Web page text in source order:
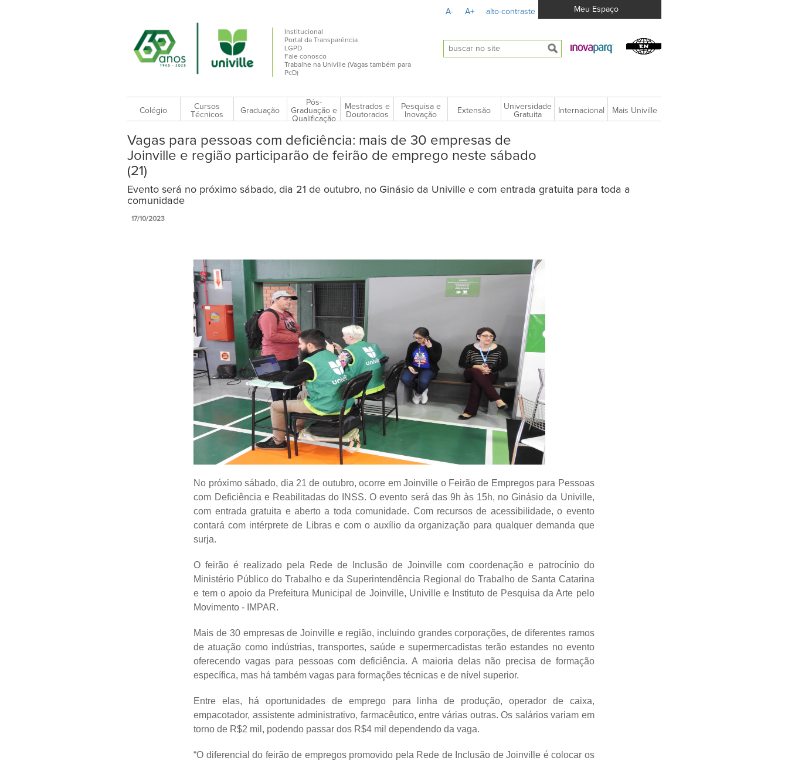
A- A+ alto-contraste Meu Espaço
Institucional
Portal da Transparência
LGPD
Fale conosco
Trabalhe na Univille (Vagas também para
PcD)
Colégio
Cursos
Técnicos
Graduação
Pós-
Graduação e
Qualificação
Mestrados e
Doutorados
Pesquisa e
Inovação
Extensão
Universidade
Gratuita
Internacional Mais Univille
Vagas para pessoas com deficiência: mais de 30 empresas de
Joinville e região participarão de feirão de emprego neste sábado
(21)
Evento será no próximo sábado, dia 21 de outubro, no Ginásio da Univille e com entrada gratuita para toda a
comunidade
17/10/2023
No próximo sábado, dia 21 de outubro, ocorre em Joinville o Feirão de Empregos para Pessoas
com Deficiência e Reabilitadas do INSS. O evento será das 9h às 15h, no Ginásio da Univille,
com entrada gratuita e aberto a toda comunidade. Com recursos de acessibilidade, o evento
contará com intérprete de Libras e com o auxílio da organização para qualquer demanda que
surja.
O feirão é realizado pela Rede de Inclusão de Joinville com coordenação e patrocínio do
Ministério Público do Trabalho e da Superintendência Regional do Trabalho de Santa Catarina
e tem o apoio da Prefeitura Municipal de Joinville, Univille e Instituto de Pesquisa da Arte pelo
Movimento - IMPAR.
Mais de 30 empresas de Joinville e região, incluindo grandes corporações, de diferentes ramos
de atuação como indústrias, transportes, saúde e supermercadistas terão estandes no evento
oferecendo vagas para pessoas com deficiência. A maioria delas não precisa de formação
específica, mas há também vagas para formações técnicas e de nível superior.
Entre elas, há oportunidades de emprego para linha de produção, operador de caixa,
empacotador, assistente administrativo, farmacêutico, entre várias outras. Os salários variam em
torno de R$2 mil, podendo passar dos R$4 mil dependendo da vaga.
“O diferencial do feirão de empregos promovido pela Rede de Inclusão de Joinville é colocar os